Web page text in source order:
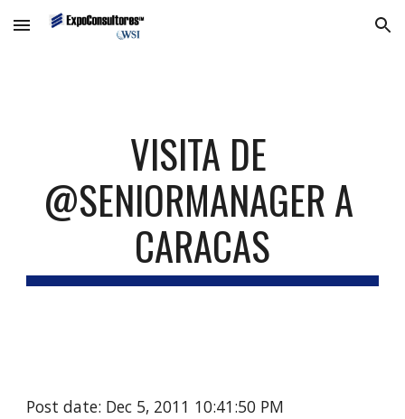
Skip to main content Skip to navigation
VISITA DE
@SENIORMANAGER A
CARACAS
Post date: Dec 5, 2011 10:41:50 PM